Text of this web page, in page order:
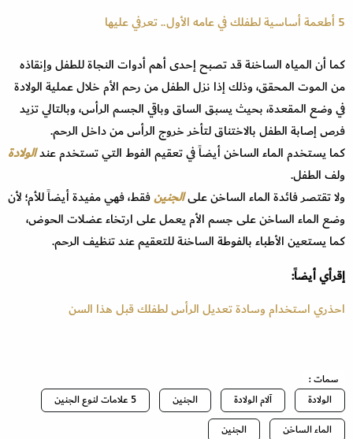
5 أطعمة أساسية لطفلك في عامه الأول.. تعرفي عليها
كما أن المياه الساخنة قد تصبح إحدى أهم أدوات النجاة للطفل وإنقاذه
من الموت المحقق، وذلك إذا نزل الطفل من رحم الأم خلال عملية الولادة
في وضع المقعدة، بحيث يسبق الساق وباقي الجسم الرأس، وبالتالي تزيد
فرص إصابة الطفل بالاختناق لتأخر خروج الرأس من داخل الرحم.
كما يستخدم الماء الساخن أيضاً في تعقيم الفوط التي تستخدم عندالولادة
ولف الطفل.
ولا تقتصر فائدة الماء الساخن علىالجنينفقط، فهي مفيدة أيضاً للأم؛ لأن
وضع الماء الساخن على جسم الأم يعمل على ارتخاء عضلات الحوض،
كما يستعين الأطباء بالفوطة الساخنة للتعقيم عند تنظيف الرحم.
إقرأي أيضاً:
احذري استخدام وسادة تعديل الرأس لطفلك قبل هذا السن
سمات :
الولادة
آلام الولادة الجنين
5 علامات لنوع الجنين
الماء الساخن
الجنين